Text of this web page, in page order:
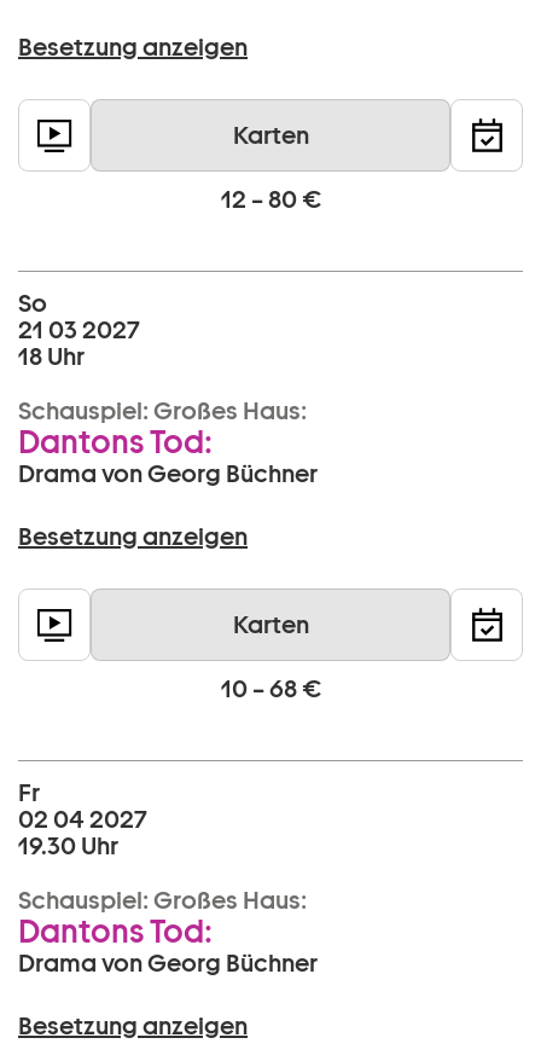
Besetzung anzeigen
Karten
12 – 80 €
So
21 03 2027
18 Uhr
Schauspiel: Großes Haus:
Dantons Tod:
Drama von Georg Büchner
Besetzung anzeigen
Karten
10 – 68 €
Fr
02 04 2027
19.30 Uhr
Schauspiel: Großes Haus:
Dantons Tod:
Drama von Georg Büchner
Besetzung anzeigen